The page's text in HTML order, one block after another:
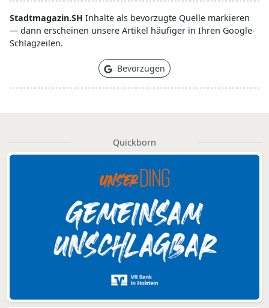
Stadtmagazin.SH Inhalte als bevorzugte Quelle markieren
— dann erscheinen unsere Artikel häufiger in Ihren Google-
Schlagzeilen.
Bevorzugen
Quickborn